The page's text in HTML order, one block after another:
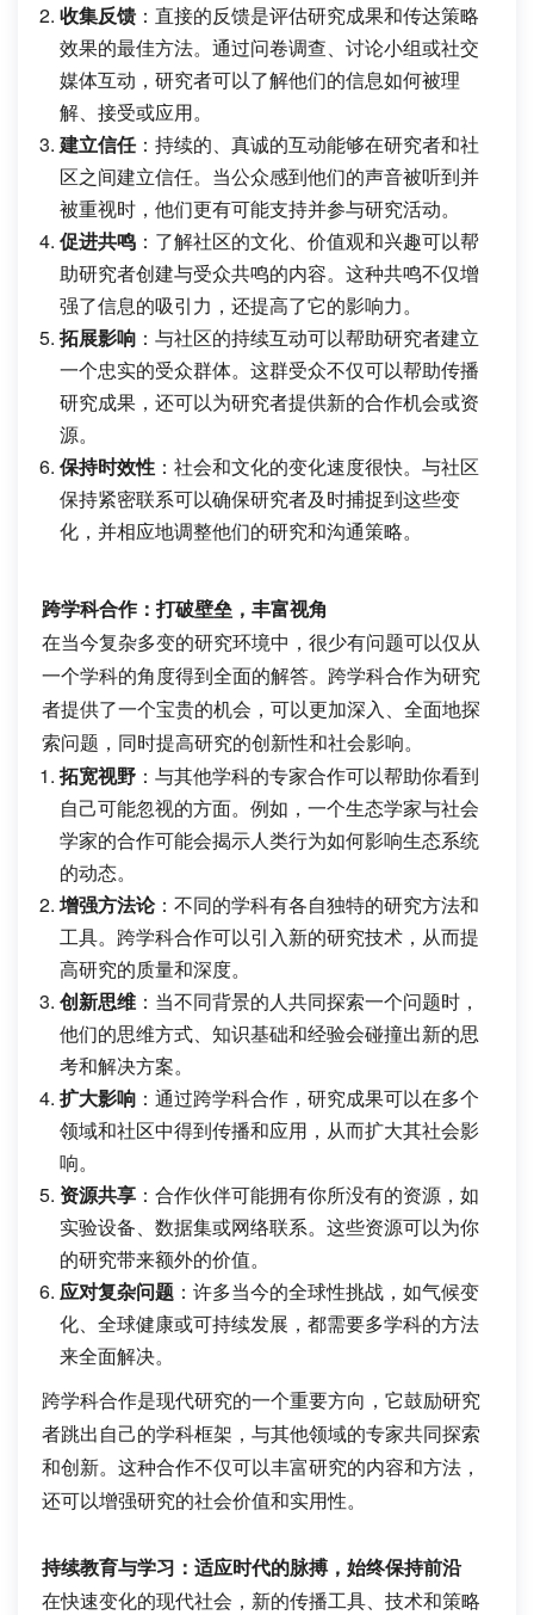
收集反馈 ：直接的反馈是评估研究成果和传达策略
效果的最佳方法。通过问卷调查、讨论小组或社交
媒体互动，研究者可以了解他们的信息如何被理
解、接受或应用。
建立信任：持续的、真诚的互动能够在研究者和社
区之间建立信任。当公众感到他们的声音被听到并
被重视时，他们更有可能支持并参与研究活动。
促进共鸣 ：了解社区的文化、价值观和兴趣可以帮
助研究者创建与受众共鸣的内容。这种共鸣不仅增
强了信息的吸引力，还提高了它的影响力。
拓展影响 ：与社区的持续互动可以帮助研究者建立
一个忠实的受众群体。这群受众不仅可以帮助传播
研究成果，还可以为研究者提供新的合作机会或资
源。
保持时效性 ：社会和文化的变化速度很快。与社区
保持紧密联系可以确保研究者及时捕捉到这些变
化，并相应地调整他们的研究和沟通策略。
跨学科合作：打破壁垒，丰富视角
在当今复杂多变的研究环境中，很少有问题可以仅从
一个学科的角度得到全面的解答。跨学科合作为研究
者提供了一个宝贵的机会，可以更加深入、全面地探
索问题，同时提高研究的创新性和社会影响。
拓宽视野 ：与其他学科的专家合作可以帮助你看到
自己可能忽视的方面。例如，一个生态学家与社会
学家的合作可能会揭示人类行为如何影响生态系统
的动态。
增强方法论：不同的学科有各自独特的研究方法和
工具。跨学科合作可以引入新的研究技术，从而提
高研究的质量和深度。
创新思维 ：当不同背景的人共同探索一个问题时，
他们的思维方式、知识基础和经验会碰撞出新的思
考和解决方案。
扩大影响 ：通过跨学科合作，研究成果可以在多个
领域和社区中得到传播和应用，从而扩大其社会影
响。
资源共享 ：合作伙伴可能拥有你所没有的资源，如
实验设备、数据集或网络联系。这些资源可以为你
的研究带来额外的价值。
应对复杂问题 ：许多当今的全球性挑战，如气候变
化、全球健康或可持续发展，都需要多学科的方法
来全面解决。
跨学科合作是现代研究的一个重要方向，它鼓励研究
者跳出自己的学科框架，与其他领域的专家共同探索
和创新。这种合作不仅可以丰富研究的内容和方法，
还可以增强研究的社会价值和实用性。
持续教育与学习：适应时代的脉搏，始终保持前沿
在快速变化的现代社会，新的传播工具、技术和策略